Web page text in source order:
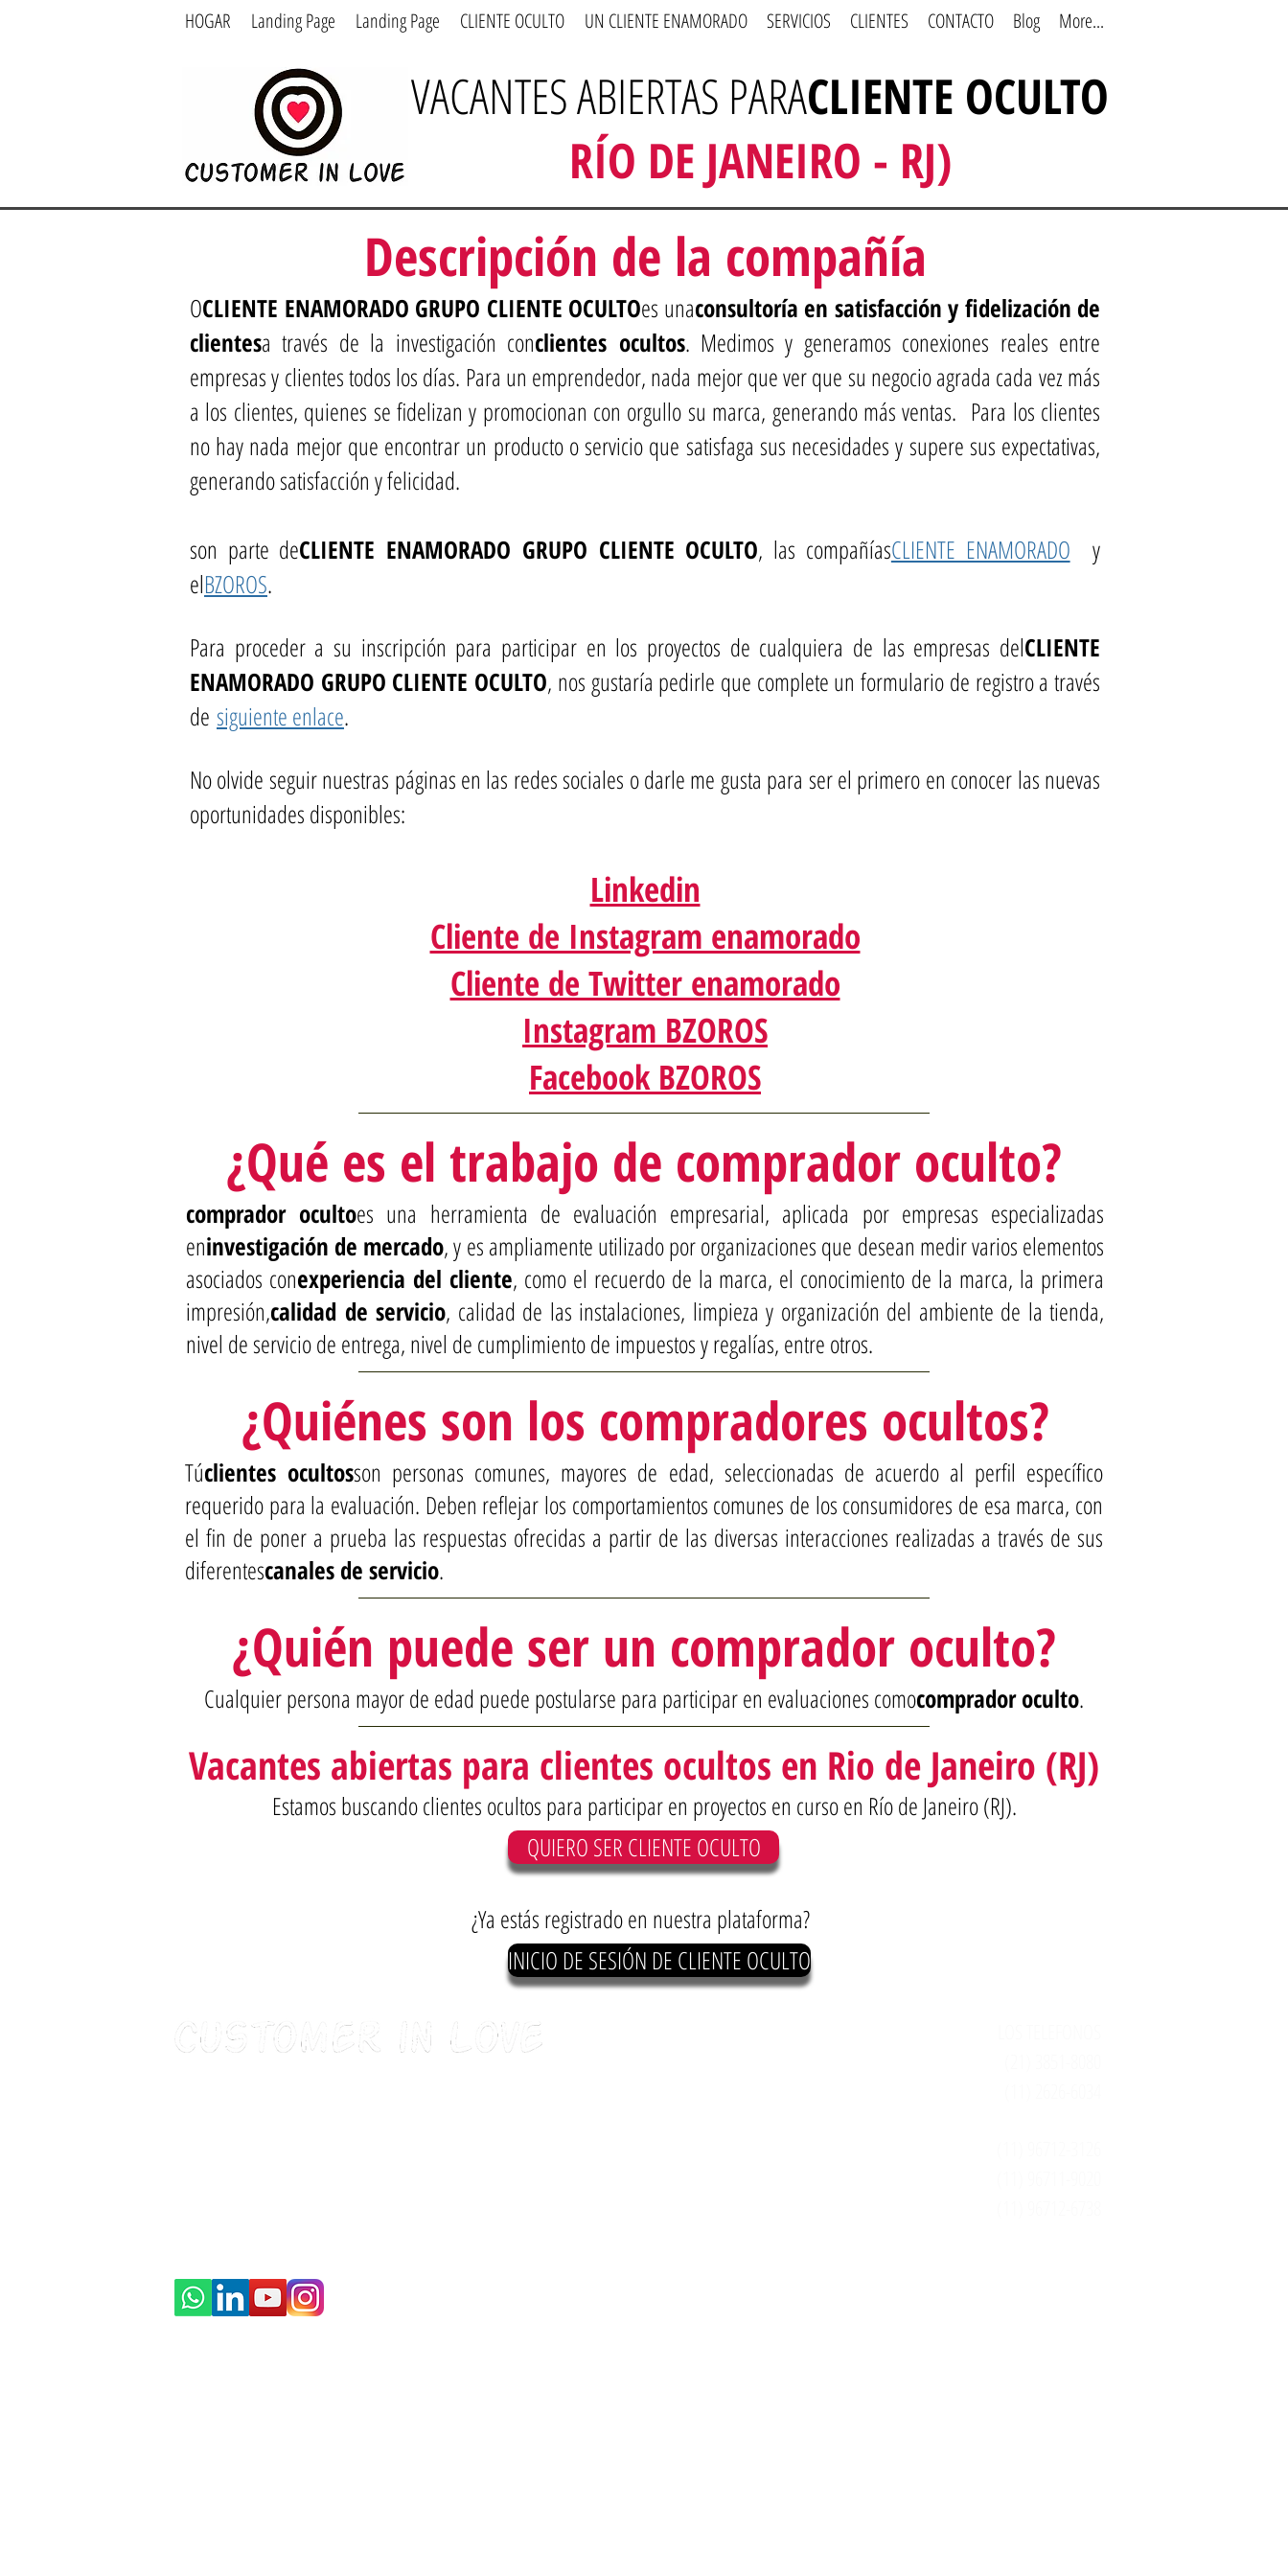
HOGAR Landing Page Landing Page CLIENTE OCULTO UN CLIENTE ENAMORADO SERVICIOS CLIENTES CONTACTO Blog More...
VACANTES ABIERTAS PARACLIENTE OCULTO
RÍO DE JANEIRO - RJ)
Descripción de la compañía
OCLIENTE ENAMORADO GRUPO CLIENTE OCULTOes unaconsultoría en satisfacción y fidelización de
clientesa través de la investigación conclientes ocultos. Medimos y generamos conexiones reales entre
empresas y clientes todos los días. Para un emprendedor, nada mejor que ver que su negocio agrada cada vez más
a los clientes, quienes se fidelizan y promocionan con orgullo su marca, generando más ventas. Para los clientes
no hay nada mejor que encontrar un producto o servicio que satisfaga sus necesidades y supere sus expectativas,
generando satisfacción y felicidad.
son parte deCLIENTE ENAMORADO GRUPO CLIENTE OCULTO, las compañíasCLIENTE ENAMORADO y
elBZOROS.
Para proceder a su inscripción para participar en los proyectos de cualquiera de las empresas delCLIENTE
ENAMORADO GRUPO CLIENTE OCULTO, nos gustaría pedirle que complete un formulario de registro a través
de siguiente enlace.
No olvide seguir nuestras páginas en las redes sociales o darle me gusta para ser el primero en conocer las nuevas
oportunidades disponibles:
Linkedin
Cliente de Instagram enamorado
Cliente de Twitter enamorado
Instagram BZOROS
Facebook BZOROS
¿Qué es el trabajo de comprador oculto?
comprador ocultoes una herramienta de evaluación empresarial, aplicada por empresas especializadas
eninvestigación de mercado, y es ampliamente utilizado por organizaciones que desean medir varios elementos
asociados conexperiencia del cliente, como el recuerdo de la marca, el conocimiento de la marca, la primera
impresión,calidad de servicio, calidad de las instalaciones, limpieza y organización del ambiente de la tienda,
nivel de servicio de entrega, nivel de cumplimiento de impuestos y regalías, entre otros.
¿Quiénes son los compradores ocultos?
Túclientes ocultosson personas comunes, mayores de edad, seleccionadas de acuerdo al perfil específico
requerido para la evaluación. Deben reflejar los comportamientos comunes de los consumidores de esa marca, con
el fin de poner a prueba las respuestas ofrecidas a partir de las diversas interacciones realizadas a través de sus
diferentescanales de servicio.
¿Quién puede ser un comprador oculto?
Cualquier persona mayor de edad puede postularse para participar en evaluaciones comocomprador oculto.
Vacantes abiertas para clientes ocultos en Rio de Janeiro (RJ)
Estamos buscando clientes ocultos para participar en proyectos en curso en Río de Janeiro (RJ).
QUIERO SER CLIENTE OCULTO
¿Ya estás registrado en nuestra plataforma?
INICIO DE SESIÓN DE CLIENTE OCULTO